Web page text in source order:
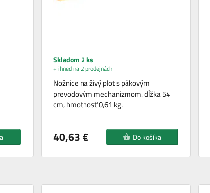
Skladom 2 ks
+ ihned na 2 prodejnách
Nožnice na živý plot s pákovým
prevodovým mechanizmom, dĺžka 54
cm, hmotnosť 0,61 kg.
40,63 € Do košíka